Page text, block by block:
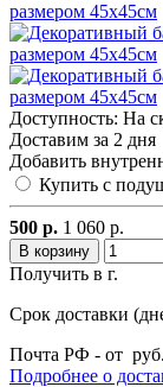
Доступность: На
Доставим за 2 дня
Добавить
Купить с
500 р. 1 060 р.
В корзину
Получить в г.
Срок доставки
Почта РФ - от руб.
Подробнее о